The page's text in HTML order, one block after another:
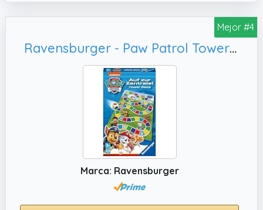
✔️ SEGURIDAD & EDUCACIÓN: VTech ofrece
hechos con materiales de alta calidad para
Mejor #4
Ravensburger - Paw Patrol Tower Race, Version Español
Marca: Ravensburger